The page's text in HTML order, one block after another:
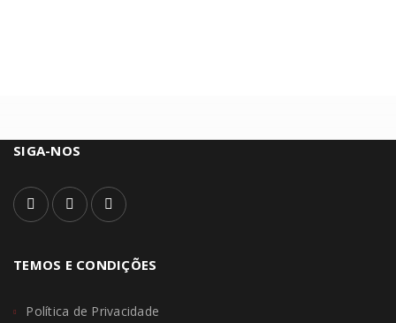
SIGA-NOS
TEMOS E CONDIÇÕES
Política de Privacidade